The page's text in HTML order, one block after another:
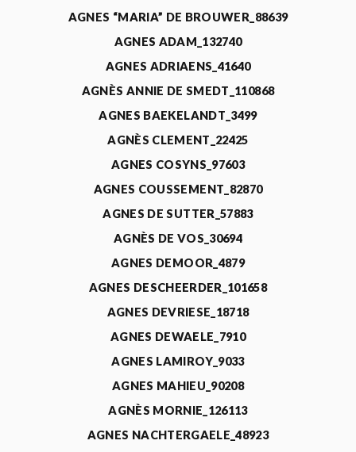
AGNES “MARIA” DE BROUWER_88639
AGNES ADAM_132740
AGNES ADRIAENS_41640
AGNÈS ANNIE DE SMEDT_110868
AGNES BAEKELANDT_3499
AGNÈS CLEMENT_22425
AGNES COSYNS_97603
AGNES COUSSEMENT_82870
AGNES DE SUTTER_57883
AGNÈS DE VOS_30694
AGNES DEMOOR_4879
AGNES DESCHEERDER_101658
AGNES DEVRIESE_18718
AGNES DEWAELE_7910
AGNES LAMIROY_9033
AGNES MAHIEU_90208
AGNÈS MORNIE_126113
AGNES NACHTERGAELE_48923